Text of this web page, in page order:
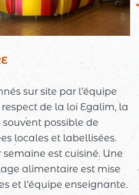
sur site par l’équipe
de la loi Egalim, la
possible de
locales et labellisées.
est cuisiné. Une
alimentaire est mise
et l’équipe enseignante.